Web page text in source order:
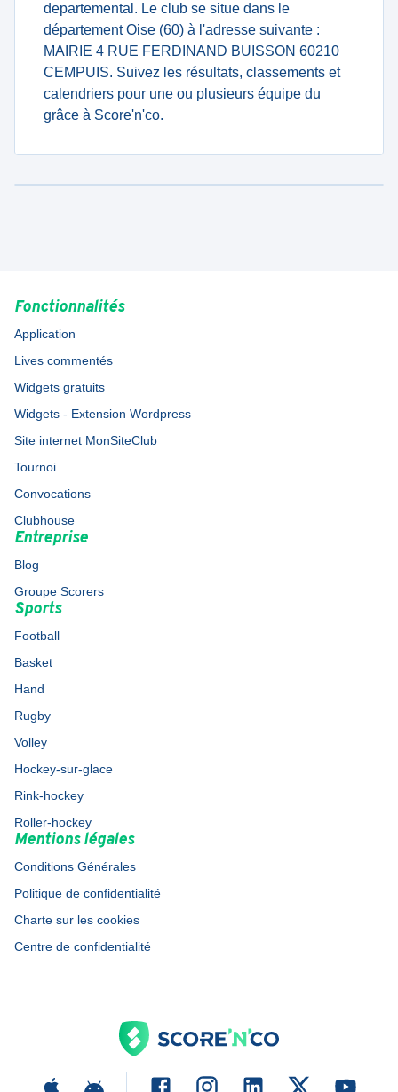
departemental. Le club se situe dans le
département Oise (60) à l'adresse suivante :
MAIRIE 4 RUE FERDINAND BUISSON 60210
CEMPUIS. Suivez les résultats, classements et
calendriers pour une ou plusieurs équipe du
grâce à Score'n'co.
Fonctionnalités
Application
Lives commentés
Widgets gratuits
Widgets - Extension Wordpress
Site internet MonSiteClub
Tournoi
Convocations
Clubhouse
Entreprise
Blog
Groupe Scorers
Sports
Football
Basket
Hand
Rugby
Volley
Hockey-sur-glace
Rink-hockey
Roller-hockey
Mentions légales
Conditions Générales
Politique de confidentialité
Charte sur les cookies
Centre de confidentialité